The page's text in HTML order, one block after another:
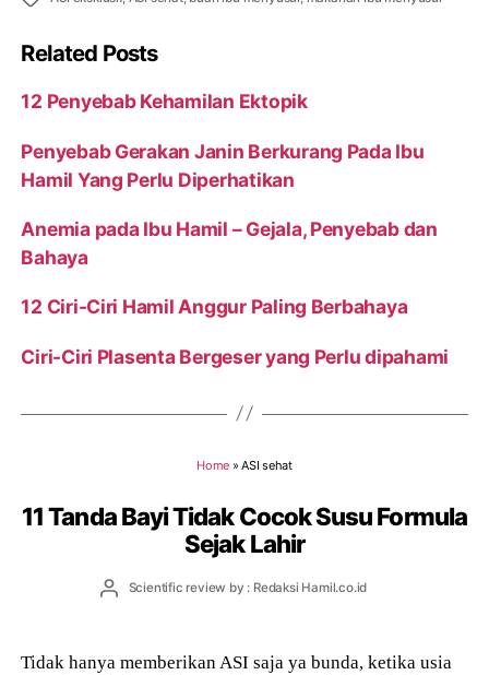
Related Posts
12 Penyebab Kehamilan Ektopik
Penyebab Gerakan Janin Berkurang Pada Ibu
Hamil Yang Perlu Diperhatikan
Anemia pada Ibu Hamil – Gejala, Penyebab dan
Bahaya
12 Ciri-Ciri Hamil Anggur Paling Berbahaya
Ciri-Ciri Plasenta Bergeser yang Perlu dipahami
Home »ASI sehat
11 Tanda Bayi Tidak Cocok Susu Formula
Sejak Lahir
PostScientific review by : Redaksi Hamil.co.id
Tidak hanya memberikan ASI saja ya bunda, ketika usia